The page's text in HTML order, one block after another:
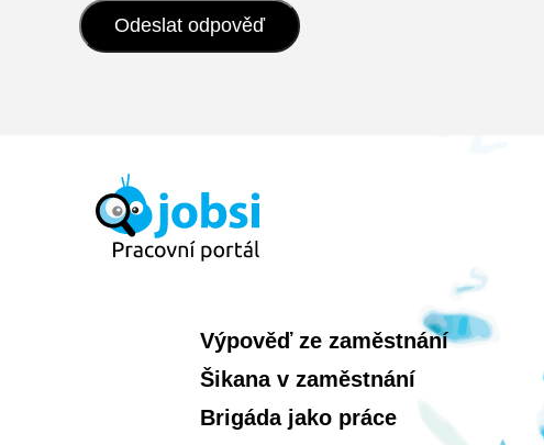
Výpověď ze zaměstnání
Šikana v zaměstnání
Brigáda jako práce